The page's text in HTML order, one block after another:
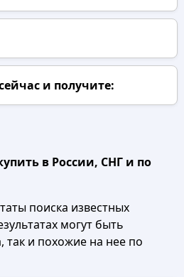
и получите:
в России, СНГ и по
поиска известных
могут быть
так и похожие на нее по